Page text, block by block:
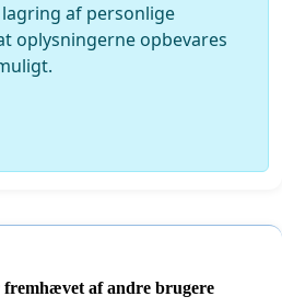
af personlige
oplysningerne opbevares
af andre brugere